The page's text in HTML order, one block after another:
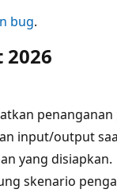
bug.
2026
input/output
yang disiapkan.
skenario